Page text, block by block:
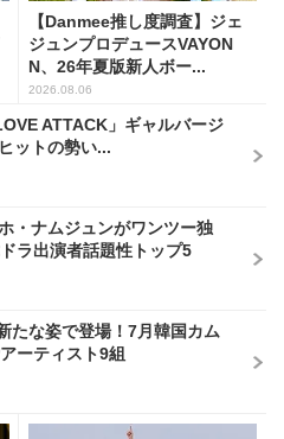
【Danmee推し度調査】ジェ
ジュンプロデュースVAYON
N、26年夏版新人ボー...
2026.08.06
ATTACK」ギャルバージ
ットの勢い...
・ナムジュンがワンツー独
ラ出演者話題性トップ5
たな姿で登場！7月韓国カム
ーティスト9組